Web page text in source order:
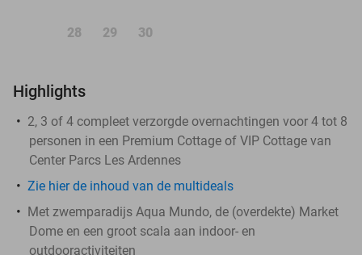
28 29 30
Highlights
2, 3 of 4 compleet verzorgde overnachtingen voor 4 tot 8
personen in een Premium Cottage of VIP Cottage van
Center Parcs Les Ardennes
Zie hier de inhoud van de multideals
Met zwemparadijs Aqua Mundo, de (overdekte) Market
Dome en een groot scala aan indoor- en
outdooractiviteiten